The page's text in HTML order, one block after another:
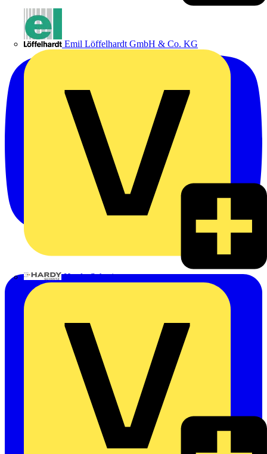
Emil Löffelhardt GmbH & Co. KG
Hardy Schmitz